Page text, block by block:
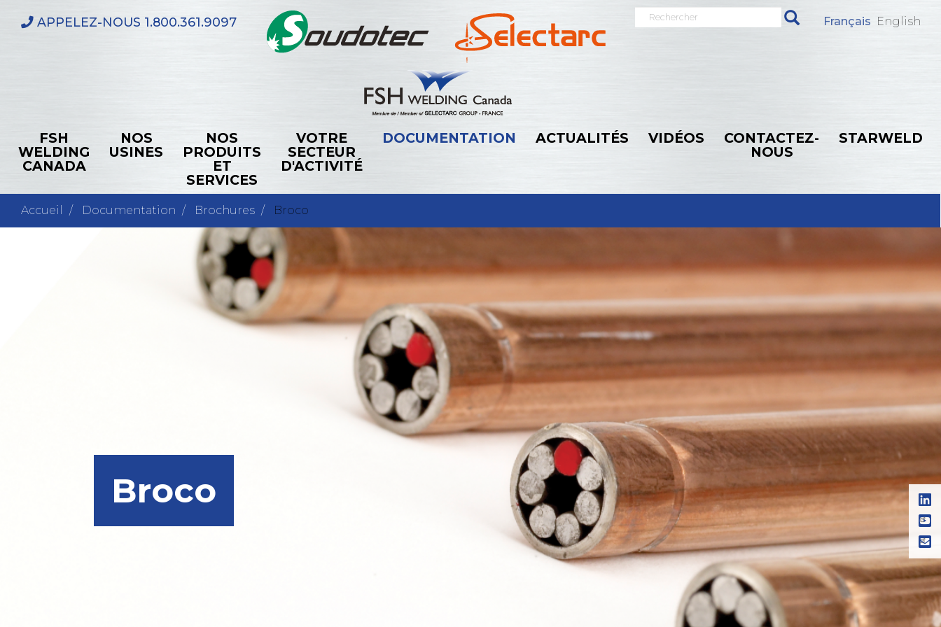
APPELEZ-NOUS 1.800.361.9097 Français English
Rechercher
Main
navigation
FSH
WELDING
CANADA
NOS
USINES
NOS
PRODUITS
ET
SERVICES
VOTRE
SECTEUR
D'ACTIVITÉ
DOCUMENTATION ACTUALITÉS VIDÉOS
CONTACTEZ-
NOUS
STARWELD
Accueil Documentation Brochures Broco
Broco